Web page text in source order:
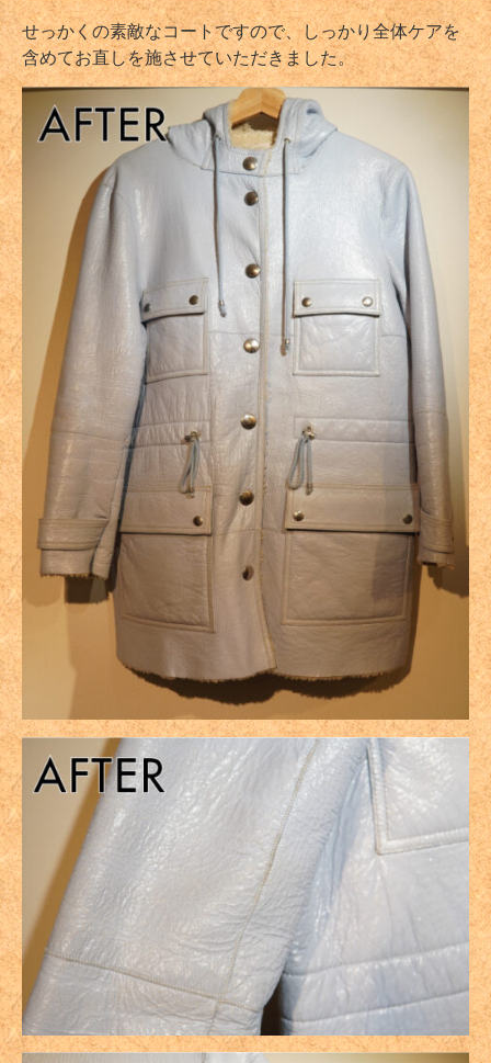
せっかくの素敵なコートですので、しっかり全体ケアを
含めてお直しを施させていただきました。